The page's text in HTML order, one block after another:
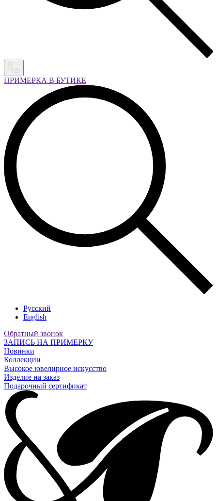
ПРИМЕРКА В БУТИКЕ
Русский
English
Обратный звонок
ЗАПИСЬ НА ПРИМЕРКУ
Новинки
Коллекции
Высокое ювелирное искусство
Изделие на заказ
Подарочный сертификат